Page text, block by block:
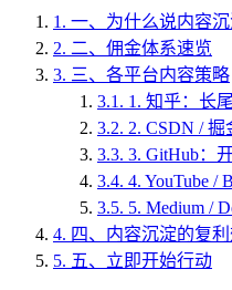
1. 一、为什么说内容沉
2. 二、佣金体系速览
3. 三、各平台内容策略
3.1. 1. 知乎：长
3.2. 2. CSDN /
3.3. 3. GitHub：
3.4. 4. YouTube /
3.5. 5. Medium /
4. 四、内容沉淀的复
5. 五、立即开始行动